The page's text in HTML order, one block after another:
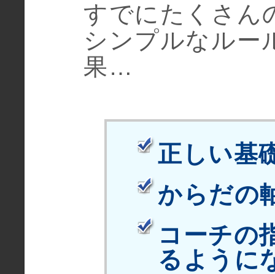
すでにたくさん
シンプルなルー
果…
正しい基
からだの
コーチの
るように